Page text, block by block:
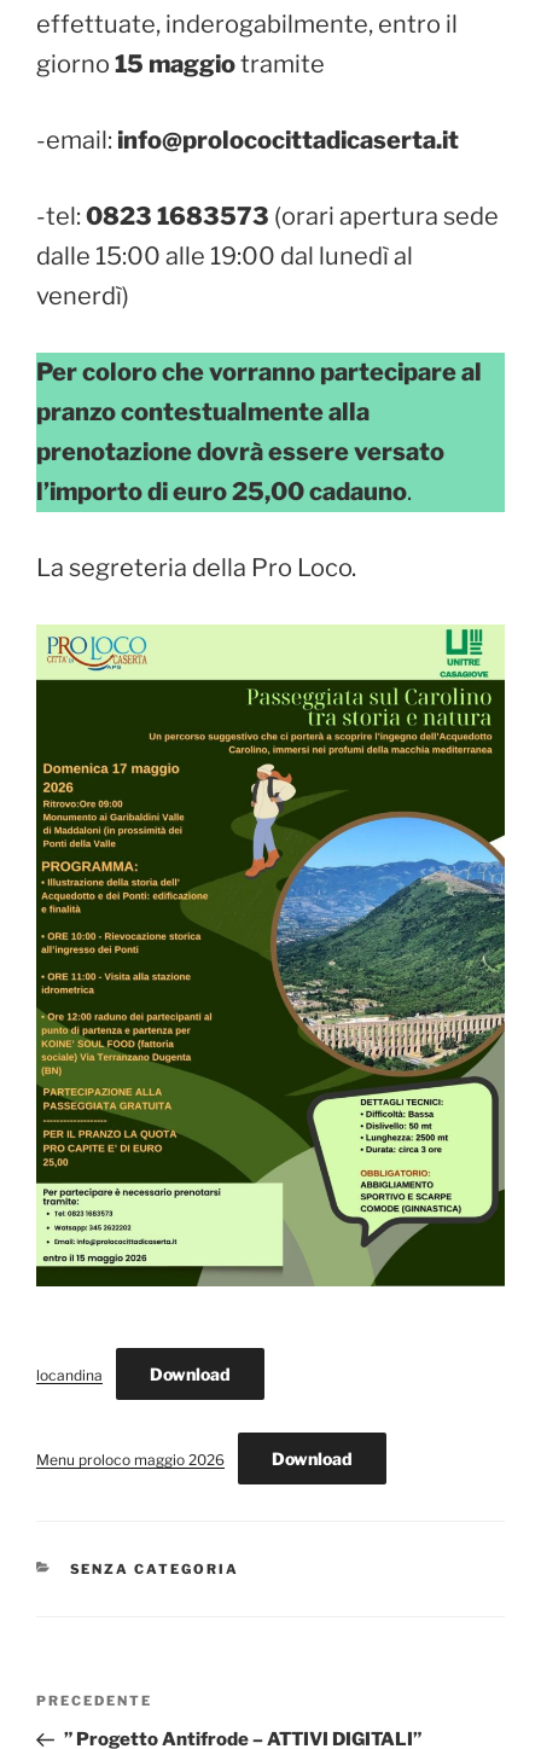
effettuate, inderogabilmente, entro il
giorno 15 maggiotramite
-email: info@prolococittadicaserta.it
-tel: 0823 1683573 (orari apertura sede
dalle 15:00 alle 19:00 dal lunedì al
venerdì)
Per coloro che vorranno partecipare al
pranzo contestualmente alla
prenotazione dovrà essere versato
l’importo di euro 25,00 cadauno.
La segreteria della Pro Loco.
locandina Download
Menu proloco maggio 2026 Download
CATEGORIE
SENZA CATEGORIA
Navigazione
Articolo
precedente:
PRECEDENTE
” Progetto Antifrode – ATTIVI DIGITALI”